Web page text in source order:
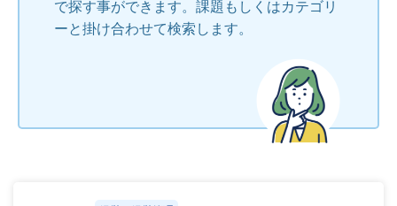
で探す事ができます。課題もしくはカテゴリ
ーと掛け合わせて検索します。